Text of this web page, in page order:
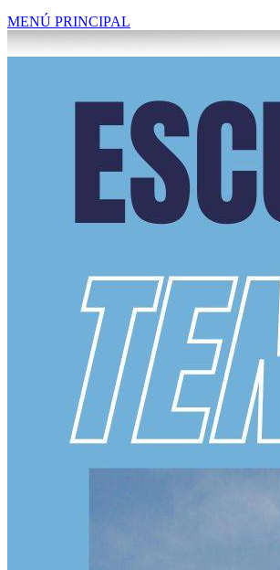
MENÚ PRINCIPAL